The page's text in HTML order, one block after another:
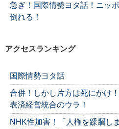
急ぎ！国際情勢ヨタ話！ニッ
倒れる！
アクセスランキング
国際情勢ヨタ話
合併！しかし片方は死にかけ
表済経営統合のウラ！
NHK性加害！「人権を蹂躙し